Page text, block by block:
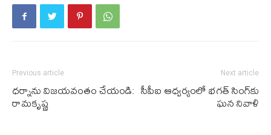
Previous article
ధ‌ర్నాను విజ‌య‌వంతం చేయండి:
రామ‌కృష్ణ
Next article
సీపీఐ ఆధ్వ‌ర్యంలో భ‌గ‌త్ సింగ్‌కు
ఘ‌న నివాళి